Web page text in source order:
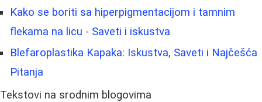
Kako se boriti sa hiperpigmentacijom i tamnim
flekama na licu - Saveti i iskustva
Blefaroplastika Kapaka: Iskustva, Saveti i Najčešća
Pitanja
Tekstovi na srodnim blogovima